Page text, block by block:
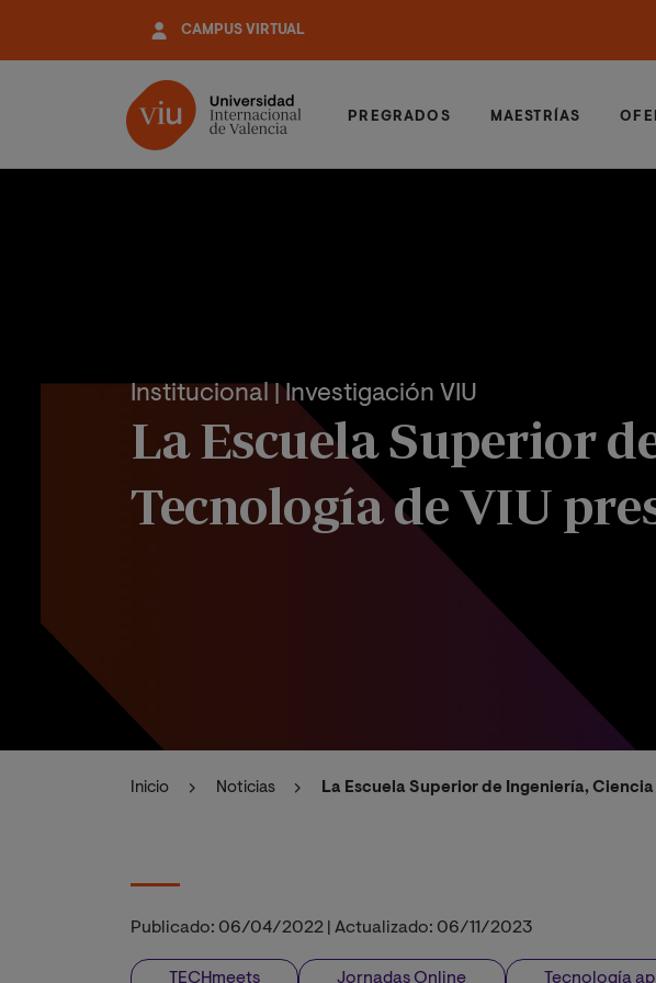
contenido
CAMPUS VIRTUAL
PREGRADOS MAESTRÍAS
Institucional | Investigación VIU
La Escuela Superior
Tecnología de VIU
Inicio Noticias La Escuela Superior de Ingeniería,
Publicado: 06/04/2022 Actualizado: 06/11/2023
TECHmeets Jornadas Online Tecnología